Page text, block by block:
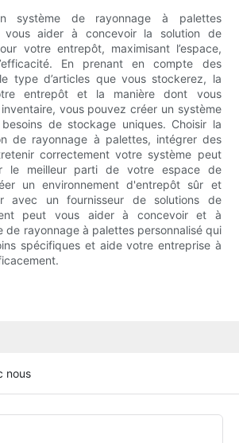
système de rayonnage à palettes
vous aider à concevoir la solution de
votre entrepôt, maximisant l’espace,
En prenant en compte des
type d’articles que vous stockerez, la
entrepôt et la manière dont vous
vous pouvez créer un système
de stockage uniques. Choisir la
de rayonnage à palettes, intégrer des
correctement votre système peut
le meilleur parti de votre espace de
un environnement d'entrepôt sûr et
avec un fournisseur de solutions de
peut vous aider à concevoir et à
de rayonnage à palettes personnalisé qui
spécifiques et aide votre entreprise à
nous